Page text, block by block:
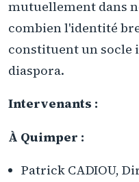
mutuellement dans
combien l'identité
constituent un socle
diaspora.
Intervenants :
À Quimper :
Patrick CADIOU,